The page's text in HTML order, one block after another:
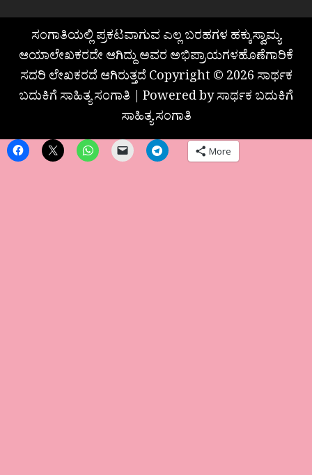
ಸಂಗಾತಿಯಲ್ಲಿ ಪ್ರಕಟವಾಗುವ ಎಲ್ಲ ಬರಹಗಳ ಹಕ್ಕುಸ್ವಾಮ್ಯ
ಆಯಾಲೇಖಕರದೇ ಆಗಿದ್ದು ಅವರ ಅಭಿಪ್ರಾಯಗಳಹೊಣೆಗಾರಿಕೆ
ಸದರಿ ಲೇಖಕರದೆ ಆಗಿರುತ್ತದೆ Copyright © 2026 ಸಾರ್ಥಕ
ಬದುಕಿಗೆ ಸಾಹಿತ್ಯ ಸಂಗಾತಿ | Powered by ಸಾರ್ಥಕ ಬದುಕಿಗೆ
ಸಾಹಿತ್ಯ ಸಂಗಾತಿ
More